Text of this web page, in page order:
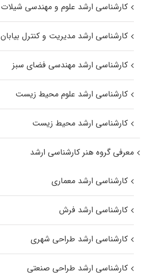
کارشناسی ارشد علوم و مهندسی شیلات
کارشناسی ارشد مدیریت و کنترل بیابان
کارشناسی ارشد مهندسی فضای سبز
کارشناسی ارشد علوم محیط‌ زیست
کارشناسی ارشد محیط زیست
معرفی گروه هنر کارشناسی ارشد
کارشناسی ارشد معماری
کارشناسی ارشد فرش
کارشناسی ارشد طراحی شهری
کارشناسی ارشد طراحی صنعتی